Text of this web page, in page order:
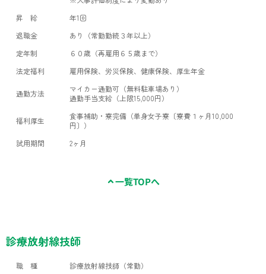
昇 給
年1回
退職金
あり（常勤勤続３年以上）
定年制
６０歳（再雇用６５歳まで）
法定福利
雇用保険、労災保険、健康保険、厚生年金
通勤方法
マイカー通勤可（無料駐車場あり）
通勤手当支給（上限15,000円）
福利厚生
食事補助・寮完備（単身女子寮〔寮費１ヶ月10,000
円〕）
試用期間
2ヶ月
一覧TOPへ
診療放射線技師
職 種
診療放射線技師（常勤）